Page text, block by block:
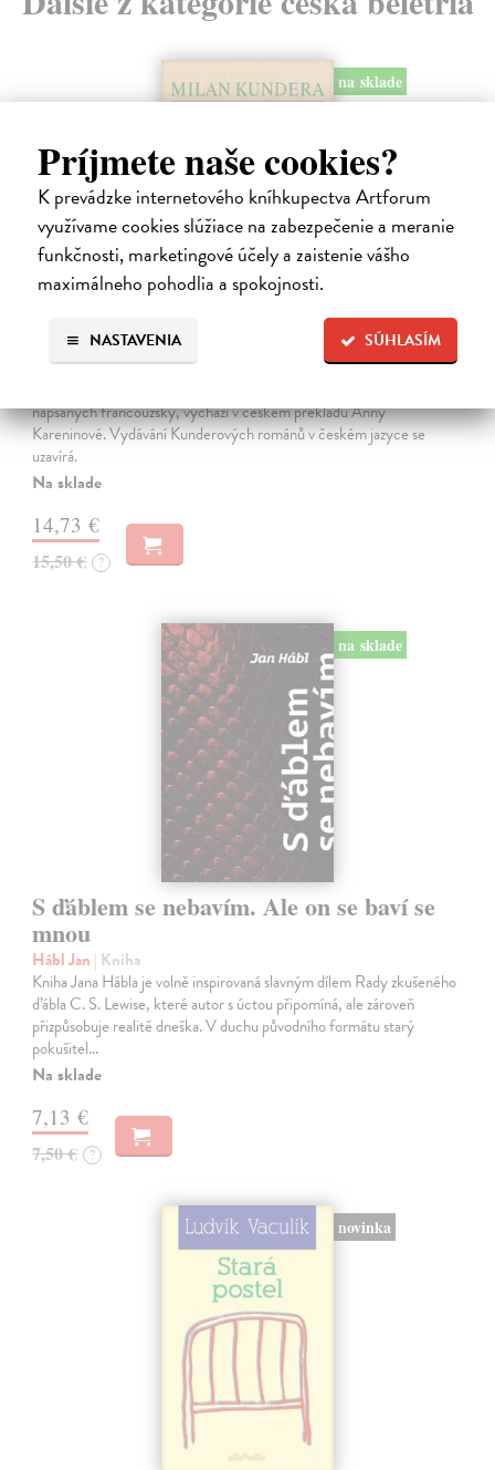
Príjmete naše cookies?
K prevádzke internetového kníhkupectva Artforum
využívame cookies slúžiace na zabezpečenie a meranie
funkčnosti, marketingové účely a zaistenie vášho
maximálneho pohodlia a spokojnosti.
SÚHLASÍM
NASTAVENIA
na sklade
Pomalost
Kundera Milan| Kniha
napsaných francouzsky, vychází v českém překladu Anny
Kareninové. Vydávání Kunderových románů v českém jazyce se
uzavírá.
Na sklade
14,73 €
15,50 € ?
na sklade
S ďáblem se nebavím. Ale on se baví se
mnou
Hábl Jan | Kniha
Kniha Jana Hábla je volně inspirovaná slavným dílem Rady zkušeného
ďábla C. S. Lewise, které autor s úctou připomíná, ale zároveň
přizpůsobuje realitě dneška. V duchu původního formátu starý
pokušitel…
Na sklade
7,13 €
7,50 € ?
novinka